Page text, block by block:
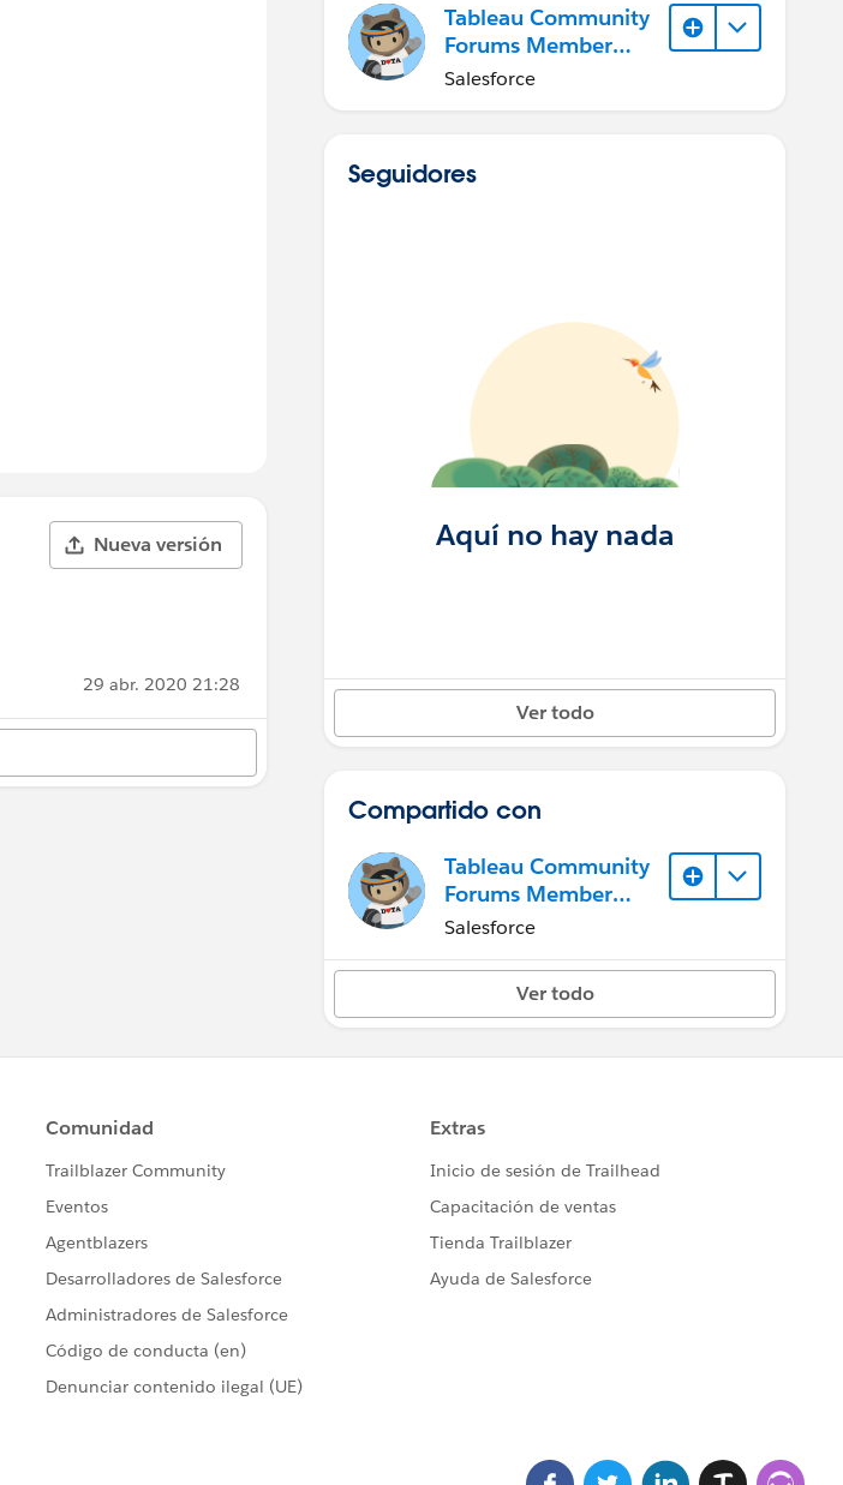
Nueva versión
29 abr. 2020 21:28
Tableau Community
Forums Member
(Inactive)
Salesforce
Seguidores
Aquí no hay nada
Ver todo
Compartido con
Tableau Community
Forums Member
(Inactive)
Salesforce
Ver todo